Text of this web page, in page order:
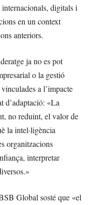
internacionals, digitals i
en un context
anteriors.
ja no es pot
o la gestió
a l’impacte
d’adaptació: «La
no reduint, el valor de
la intel·ligència
organitzacions
interpretar
Global sosté que «el